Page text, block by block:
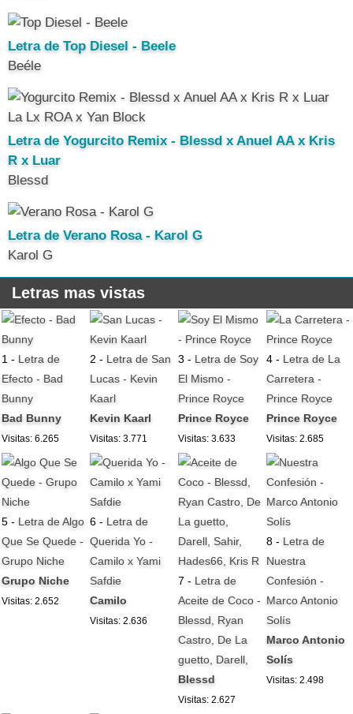
Letra de Top Diesel - Beele
Beéle
Letra de Yogurcito Remix - Blessd x Anuel AA x Kris
R x Luar
Blessd
Letra de Verano Rosa - Karol G
Karol G
Letras mas vistas
1 - Letra de
Efecto - Bad
Bunny
Bad Bunny
Visitas: 6.265
2 - Letra de San
Lucas - Kevin
Kaarl
Kevin Kaarl
Visitas: 3.771
3 - Letra de Soy
El Mismo -
Prince Royce
Prince Royce
Visitas: 3.633
4 - Letra de La
Carretera -
Prince Royce
Prince Royce
Visitas: 2.685
5 - Letra de Algo
Que Se Quede -
Grupo Niche
Grupo Niche
Visitas: 2.652
6 - Letra de
Querida Yo -
Camilo x Yami
Safdie
Camilo
Visitas: 2.636
7 - Letra de
Aceite de Coco -
Blessd, Ryan
Castro, De La
guetto, Darell,
Blessd
Visitas: 2.627
8 - Letra de
Nuestra
Confesión -
Marco Antonio
Solís
Marco Antonio
Solís
Visitas: 2.498